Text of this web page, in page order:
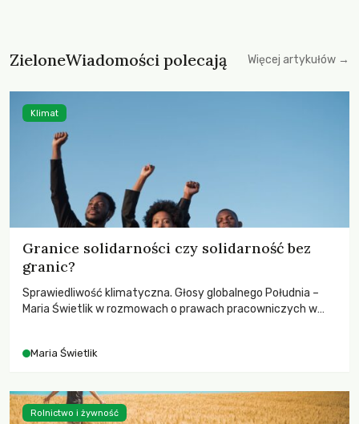
ZieloneWiadomości polecają Więcej artykułów →
Granice solidarności czy solidarność bez
granic?
Sprawiedliwość klimatyczna. Głosy globalnego Południa –
Maria Świetlik w rozmowach o prawach pracowniczych w
Maria Świetlik
Klimat
Rolnictwo i żywność